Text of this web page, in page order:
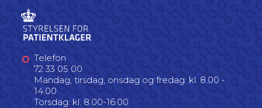
Telefon
72 33 05 00
Mandag, tirsdag, onsdag og fredag: kl. 8.00 -
14.00
Torsdag: kl. 8.00-16.00